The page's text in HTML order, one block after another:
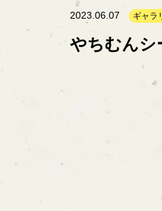
2023.06.07 ギャラ
やちむんシ